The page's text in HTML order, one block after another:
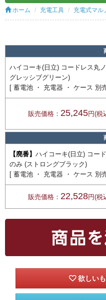
ホーム 充電工具 充電式マル
ハイコーキ(日立) コードレス丸
グレッシブグリーン)
[ 蓄電池 ・ 充電器 ・ ケース 別
販売価格： 25,245円(税
【廃番】 ハイコーキ(日立) コー
のみ (ストロングブラック)
[ 蓄電池 ・ 充電器 ・ ケース 別
販売価格： 22,528円(税